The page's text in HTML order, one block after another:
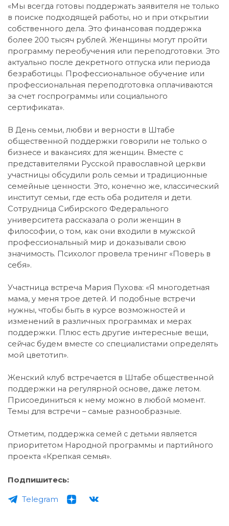
«Мы всегда готовы поддержать заявителя не только
в поиске подходящей работы, но и при открытии
собственного дела. Это финансовая поддержка
более 200 тысяч рублей. Женщины могут пройти
программу переобучения или переподготовки. Это
актуально после декретного отпуска или периода
безработицы. Профессиональное обучение или
профессиональная переподготовка оплачиваются
за счет госпрограммы или социального
сертификата».
В День семьи, любви и верности в Штабе
общественной поддержки говорили не только о
бизнесе и вакансиях для женщин. Вместе с
представителями Русской православной церкви
участницы обсудили роль семьи и традиционные
семейные ценности. Это, конечно же, классический
институт семьи, где есть оба родителя и дети.
Сотрудница Сибирского Федерального
университета рассказала о роли женщин в
философии, о том, как они входили в мужской
профессиональный мир и доказывали свою
значимость. Психолог провела тренинг «Поверь в
себя».
Участница встреча Мария Пухова: «Я многодетная
мама, у меня трое детей. И подобные встречи
нужны, чтобы быть в курсе возможностей и
изменений в различных программах и мерах
поддержки. Плюс есть другие интересные вещи,
сейчас будем вместе со специалистами определять
мой цветотип».
Женский клуб встречается в Штабе общественной
поддержки на регулярной основе, даже летом.
Присоединиться к нему можно в любой момент.
Темы для встречи – самые разнообразные.
Отметим, поддержка семей с детьми является
приоритетом Народной программы и партийного
проекта «Крепкая семья».
Подпишитесь:
Telegram